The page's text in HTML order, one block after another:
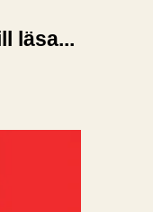
läsa...